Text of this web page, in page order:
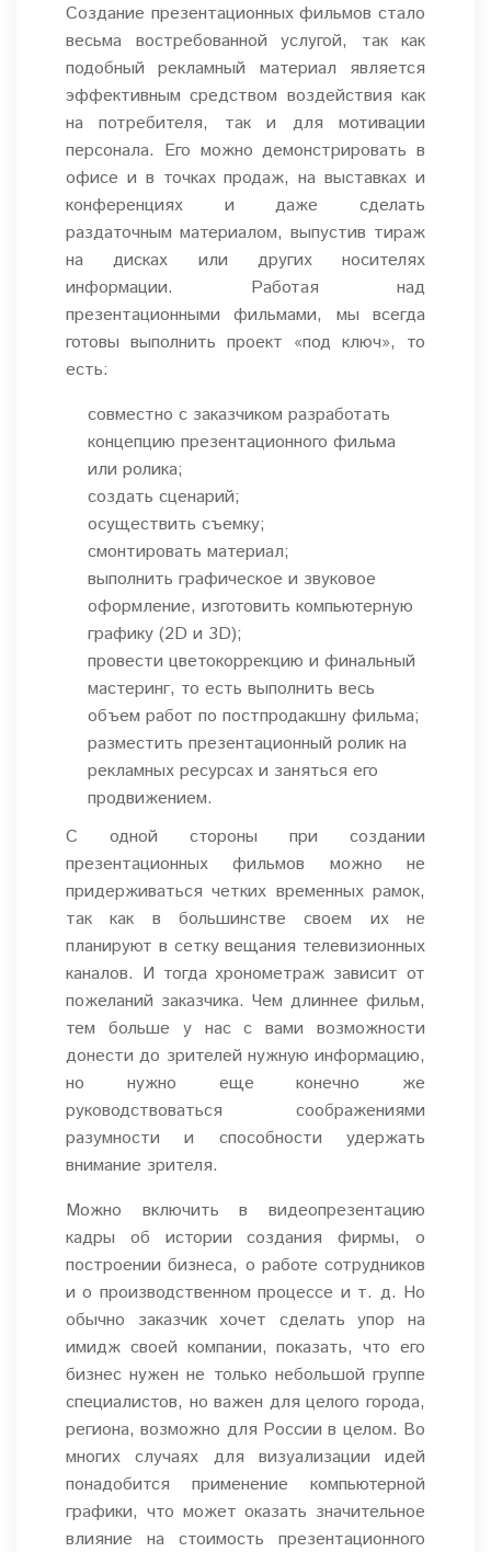
Создание презентационных фильмов стало
весьма востребованной услугой, так как
подобный рекламный материал является
эффективным средством воздействия как
на потребителя, так и для мотивации
персонала. Его можно демонстрировать в
офисе и в точках продаж, на выставках и
конференциях и даже сделать
раздаточным материалом, выпустив тираж
на дисках или других носителях
информации. Работая над
презентационными фильмами, мы всегда
готовы выполнить проект «под ключ», то
есть:
совместно с заказчиком разработать
концепцию презентационного фильма
или ролика;
создать сценарий;
осуществить съемку;
смонтировать материал;
выполнить графическое и звуковое
оформление, изготовить компьютерную
графику (2D и 3D);
провести цветокоррекцию и финальный
мастеринг, то есть выполнить весь
объем работ по постпродакшну фильма;
разместить презентационный ролик на
рекламных ресурсах и заняться его
продвижением.
С одной стороны при создании
презентационных фильмов можно не
придерживаться четких временных рамок,
так как в большинстве своем их не
планируют в сетку вещания телевизионных
каналов. И тогда хронометраж зависит от
пожеланий заказчика. Чем длиннее фильм,
тем больше у нас с вами возможности
донести до зрителей нужную информацию,
но нужно еще конечно же
руководствоваться соображениями
разумности и способности удержать
внимание зрителя.
Можно включить в видеопрезентацию
кадры об истории создания фирмы, о
построении бизнеса, о работе сотрудников
и о производственном процессе и т. д. Но
обычно заказчик хочет сделать упор на
имидж своей компании, показать, что его
бизнес нужен не только небольшой группе
специалистов, но важен для целого города,
региона, возможно для России в целом. Во
многих случаях для визуализации идей
понадобится применение компьютерной
графики, что может оказать значительное
влияние на стоимость презентационного